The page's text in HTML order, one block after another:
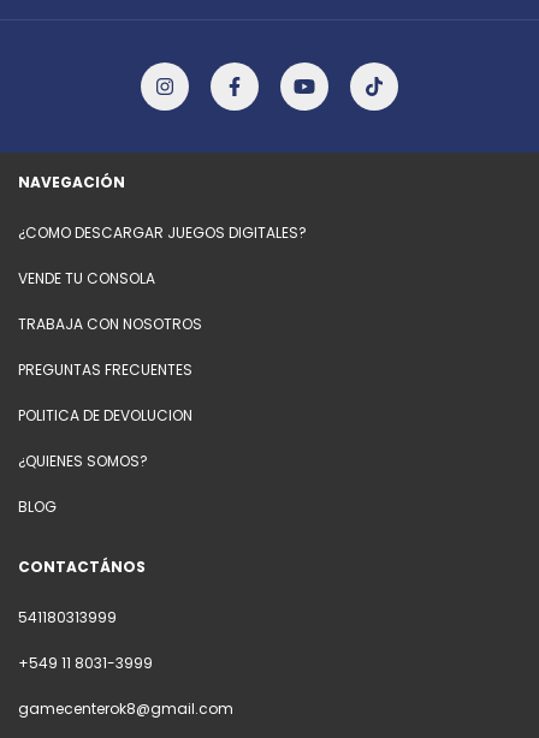
NAVEGACIÓN
¿COMO DESCARGAR JUEGOS DIGITALES?
VENDE TU CONSOLA
TRABAJA CON NOSOTROS
PREGUNTAS FRECUENTES
POLITICA DE DEVOLUCION
¿QUIENES SOMOS?
BLOG
CONTACTÁNOS
541180313999
+549 11 8031-3999
gamecenterok8@gmail.com